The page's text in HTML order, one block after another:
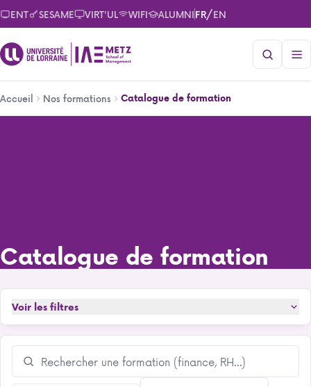
Aller
au
contenu
principal
ENT SESAME VIRT'UL WIFI ALUMNIFR/EN
d'Ariane
Accueil Nos formations Catalogue de formation
Catalogue de formation
Voir les filtres